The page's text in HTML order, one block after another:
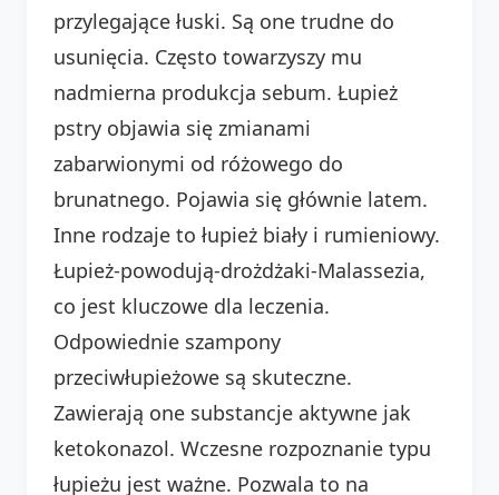
przylegające łuski. Są one trudne do
usunięcia. Często towarzyszy mu
nadmierna produkcja sebum. Łupież
pstry objawia się zmianami
zabarwionymi od różowego do
brunatnego. Pojawia się głównie latem.
Inne rodzaje to łupież biały i rumieniowy.
Łupież-powodują-drożdżaki-Malassezia,
co jest kluczowe dla leczenia.
Odpowiednie szampony
przeciwłupieżowe są skuteczne.
Zawierają one substancje aktywne jak
ketokonazol. Wczesne rozpoznanie typu
łupieżu jest ważne. Pozwala to na